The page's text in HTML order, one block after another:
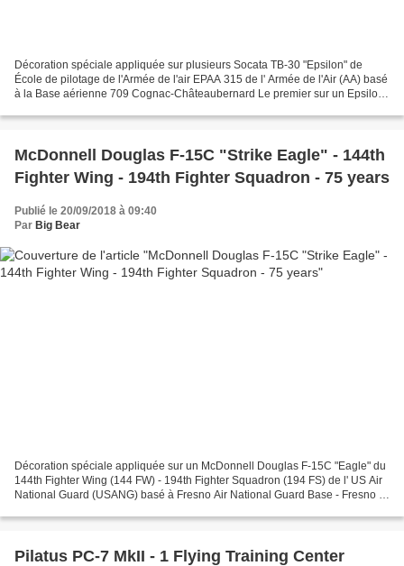
Décoration spéciale appliquée sur plusieurs Socata TB-30 "Epsilon" de
École de pilotage de l'Armée de l'air EPAA 315 de l' Armée de l'Air (AA) basé
à la Base aérienne 709 Cognac-Châteaubernard Le premier sur un Epsilon
McDonnell Douglas F-15C "Strike Eagle" - 144th
Fighter Wing - 194th Fighter Squadron - 75 years
Publié le 20/09/2018 à 09:40
Par Big Bear
Décoration spéciale appliquée sur un McDonnell Douglas F-15C "Eagle" du
144th Fighter Wing (144 FW) - 194th Fighter Squadron (194 FS) de l' US Air
National Guard (USANG) basé à Fresno Air National Guard Base - Fresno -
Pilatus PC-7 MkII - 1 Flying Training Center